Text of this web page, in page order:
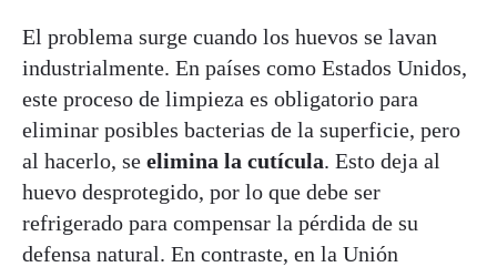
El problema surge cuando los huevos se lavan
industrialmente. En países como Estados Unidos,
este proceso de limpieza es obligatorio para
eliminar posibles bacterias de la superficie, pero
al hacerlo, se elimina la cutícula. Esto deja al
huevo desprotegido, por lo que debe ser
refrigerado para compensar la pérdida de su
defensa natural. En contraste, en la Unión